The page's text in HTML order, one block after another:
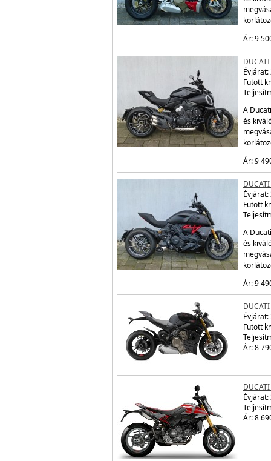
Ár: 9
Évjárat:
Futott
A
és
Ár: 9
Évjárat:
Futott
A
és
Ár: 9
DUCATI
Évjárat:
Futott
Ár: 8
Évjárat:
Ár: 8